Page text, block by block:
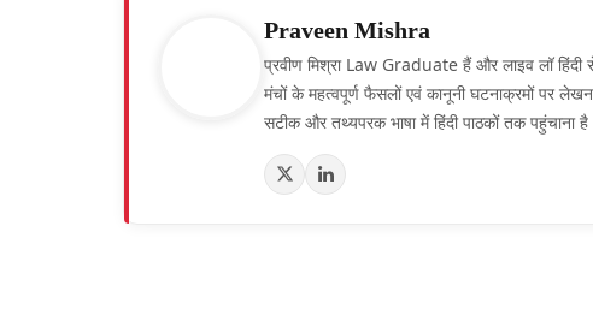
Praveen Mishra
प्रवीण मिश्रा Law Graduate हैं और लाइव लॉ हिंदी
मंचों के महत्वपूर्ण फैसलों एवं कानूनी घटनाक्रमों पर
सटीक और तथ्यपरक भाषा में हिंदी पाठकों तक पहुंचाना